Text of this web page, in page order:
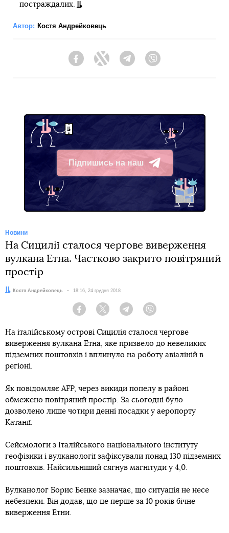
постраждалих.
Автор: Костя Андрейковець
FacebookTwitter Telegram
Підпишись на наш
Telegram
Новини
На Сицилії сталося чергове виверження
вулкана Етна. Частково закрито повітряний
простір
Автор:Костя Андрейковець Дата:
18:16, 24 грудня 2018
Facebook Twitter Telegram
На італійському острові Сицилія сталося чергове
виверження вулкана Етна, яке призвело до невеликих
підземних поштовхів і вплинуло на роботу авіаліній в
регіоні.
Як повідомляє AFP, через викиди попелу в районі
обмежено повітряний простір. За сьогодні було
дозволено лише чотири денні посадки у аеропорту
Катанії.
Сейсмологи з Італійського національного інституту
геофізики і вулканології зафіксували понад 130 підземних
поштовхів. Найсильніший сягнув магнітуди у 4,0.
Вулканолог Борис Бенке зазначає, що ситуація не несе
небезпеки. Він додав, що це перше за 10 років бічне
виверження Етни.